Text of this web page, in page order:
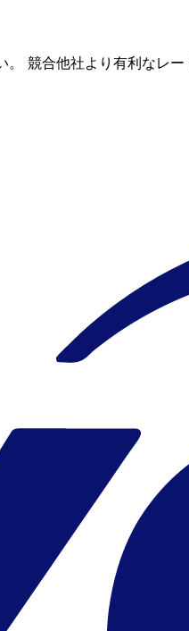
。 競合他社より有利なレー